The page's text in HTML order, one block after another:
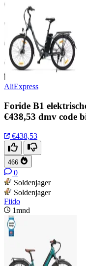
AliExpress
Foride B1
€438,53 dmv code
€438,53
466
0
Soldenjager
Soldenjager
Fiido
1mnd